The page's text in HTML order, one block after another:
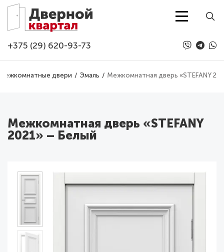
Перейти к основному содержанию
+375 (29) 620-93-73
двери Эмаль Межкомнатная дверь «STEFANY
Межкомнатная дверь «STEFANY
2021» – Белый